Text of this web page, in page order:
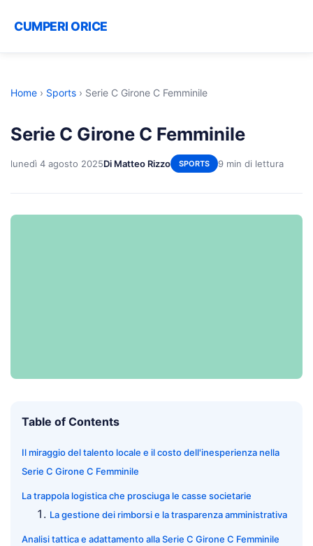
CUMPERI ORICE
Home › Sports › Serie C Girone C Femminile
Serie C Girone C Femminile
lunedì 4 agosto 2025Di Matteo Rizzo SPORTS 9 min di lettura
Table of Contents
Il miraggio del talento locale e il costo dell'inesperienza nella
Serie C Girone C Femminile
La trappola logistica che prosciuga le casse societarie
La gestione dei rimborsi e la trasparenza amministrativa
Analisi tattica e adattamento alla Serie C Girone C Femminile